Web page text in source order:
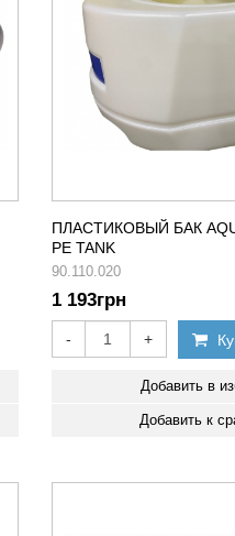
ПЛАСТИКОВЫЙ БАК
PE TANK
90.110.020
1 193грн
- +
Добавить в
Добавить к